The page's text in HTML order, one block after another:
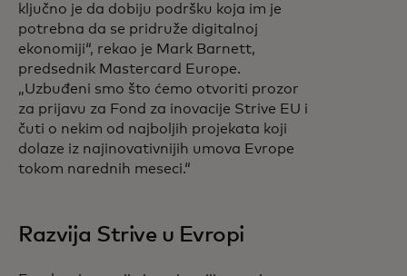
ključno je da dobiju podršku koja im je
potrebna da se pridruže digitalnoj
ekonomiji“, rekao je Mark Barnett,
predsednik Mastercard Europe.
„Uzbuđeni smo što ćemo otvoriti prozor
za prijavu za Fond za inovacije Strive EU i
čuti o nekim od najboljih projekata koji
dolaze iz najinovativnijih umova Evrope
tokom narednih meseci.“
Razvija Strive u Evropi